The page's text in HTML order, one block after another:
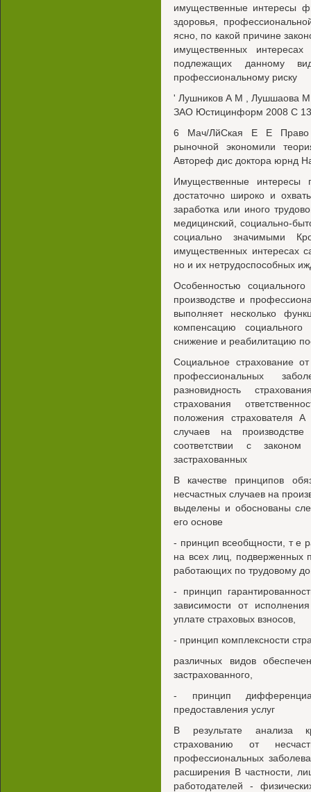
имущественные интересы
здоровья,
ясно, по какой причине
имущественных
подлежащих данному
профессиональному риску
' Лушников А М , Лушшаова М
ЗАО Юстицинформ 2008 С
6 Мач/ЛйСкая Е Е Право
рыночной экономили
Автореф дис доктора юрнд
Имущественные интересы
достаточно широко и
заработка или иного
медицинский, социально-
социально значимыми
имущественных интересах
но и их нетрудоспособных
Особенностью
производстве и
выполняет несколько
компенсацию
снижение и реабилитацию
Социальное страхование
профессиональных
разновидность
страхования
положения страхователя А
случаев на
соответствии с
застрахованных
В качестве принципов
несчастных случаев на
выделены и обоснованы
его основе
- принцип всеобщности, т е
на всех лиц, подверженных
работающих по трудовому
- принцип
зависимости от
уплате страховых взносов,
- принцип комплексности
различных видов
застрахованного,
- принцип
предоставления услуг
В результате анализа
страхованию от
профессиональных
расширения В частности,
работодателей -